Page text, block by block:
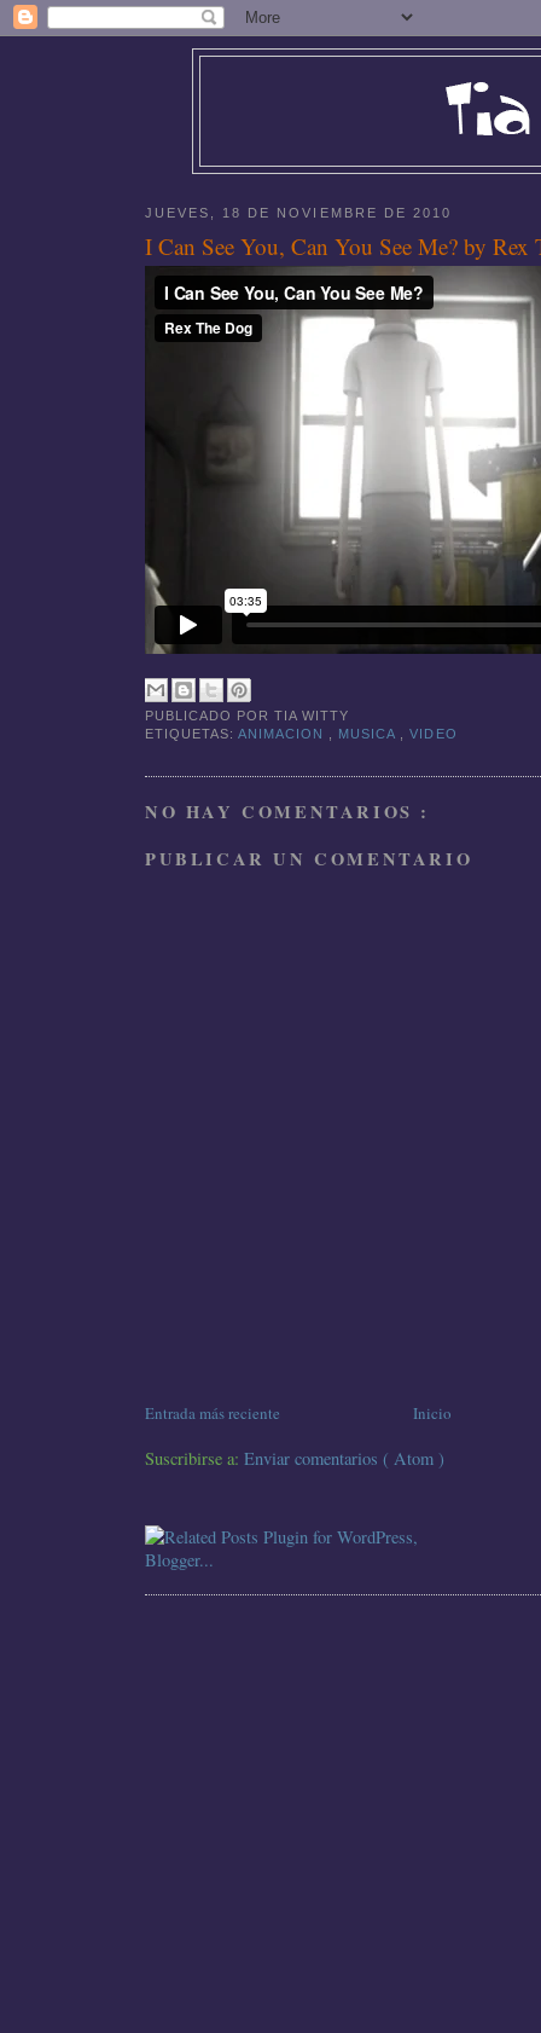
JUEVES, 18 DE NOVIEMBRE DE 2010
I Can See You, Can You See Me? by Rex
PUBLICADO PORTIA WITTY
ETIQUETAS:ANIMACION MUSICA ,VIDEO
NO HAY COMENTARIOS :
PUBLICAR UN COMENTARIO
Entrada más reciente Inicio
Suscribirse a: Enviar comentarios ( Atom )